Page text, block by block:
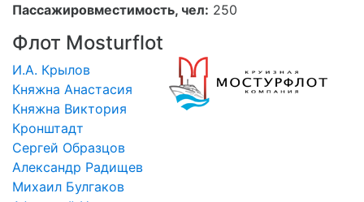
Пассажировместимость, чел: 250
Флот Mosturflot
И.А. Крылов
Княжна Анастасия
Княжна Виктория
Кронштадт
Сергей Образцов
Александр Радищев
Михаил Булгаков